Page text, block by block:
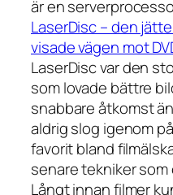
är en
LaserDisc – den
visade vägen mot
LaserDisc var den
som lovade bättre
snabbare åtkomst
aldrig slog igenom
favorit bland
senare tekniker som
Långt innan filmer